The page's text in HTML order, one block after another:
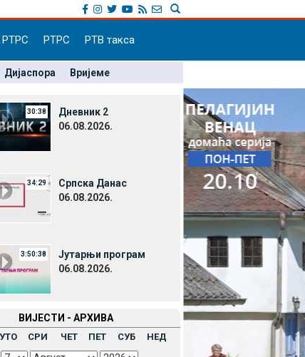
РТРС РТВ такса
Дијаспора Вријеме
30:38
Дневник 2
06.08.2026.
34:29
Српска Данас
06.08.2026.
3:50:38
Јутарњи програм
06.08.2026.
ВИЈЕСТИ - АРХИВА
УТО СРИ ЧЕТ ПЕТ СУБ НЕД